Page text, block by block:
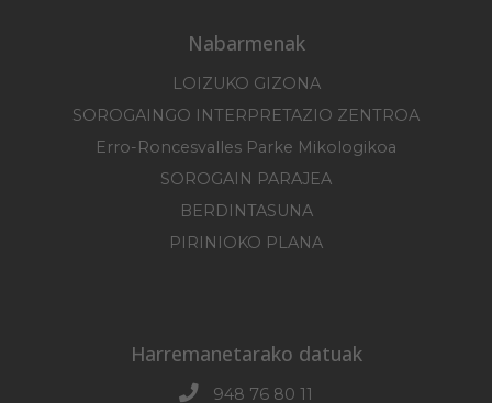
Nabarmenak
LOIZUKO GIZONA
SOROGAINGO INTERPRETAZIO ZENTROA
Erro-Roncesvalles Parke Mikologikoa
SOROGAIN PARAJEA
BERDINTASUNA
PIRINIOKO PLANA
Harremanetarako datuak
948 76 80 11